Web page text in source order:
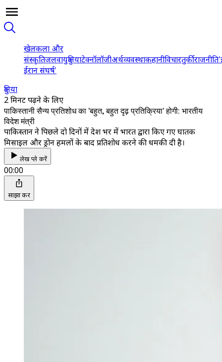
खेलकला और
संस्कृतिजलवायुदुनियाटेक्नॉलॉजीअर्थव्यवस्थाकहानीविचारतुर्कीराजनीति
ईरान संघर्ष'
दुनिया
2 मिनट पढ़ने के लिए
पाकिस्तानी सैन्य प्रतिशोध का 'बहुत, बहुत दृढ़ प्रतिक्रिया' होगी: भारतीय
विदेश मंत्री
पाकिस्तान ने पिछले दो दिनों में देश भर में भारत द्वारा किए गए घातक
मिसाइल और ड्रोन हमलों के बाद प्रतिशोध करने की धमकी दी है।
लेख प्ले करें
00:00
साझा करें